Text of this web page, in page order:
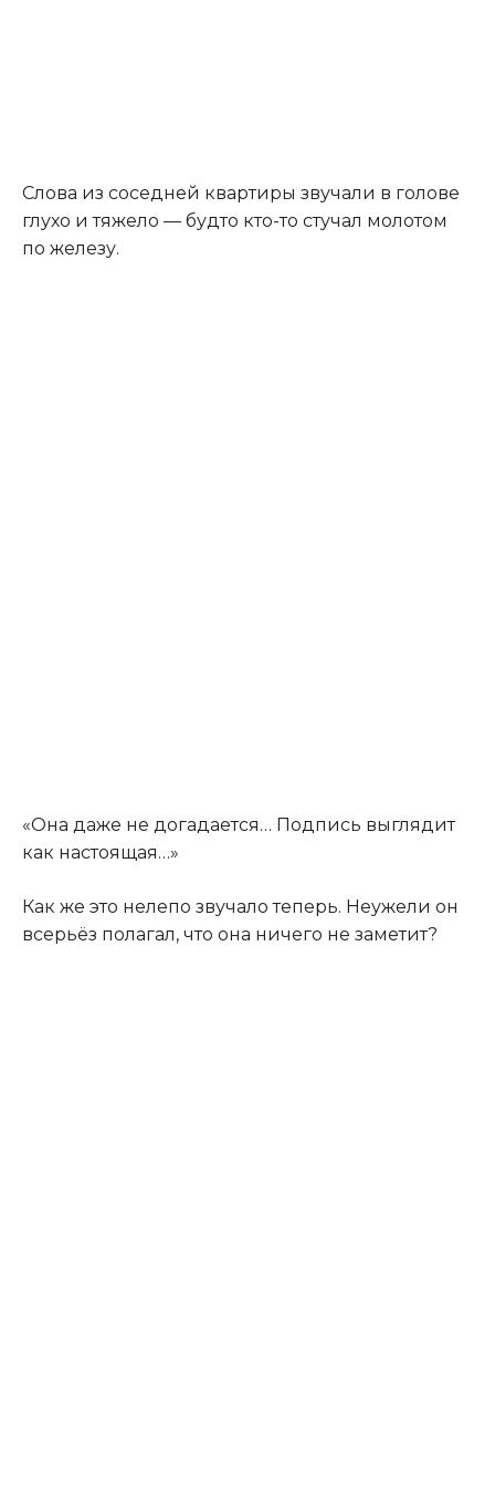
Слова из соседней квартиры звучали в голове
глухо и тяжело — будто кто-то стучал молотом
по железу.
«Она даже не догадается… Подпись выглядит
как настоящая…»
Как же это нелепо звучало теперь. Неужели он
всерьёз полагал, что она ничего не заметит?